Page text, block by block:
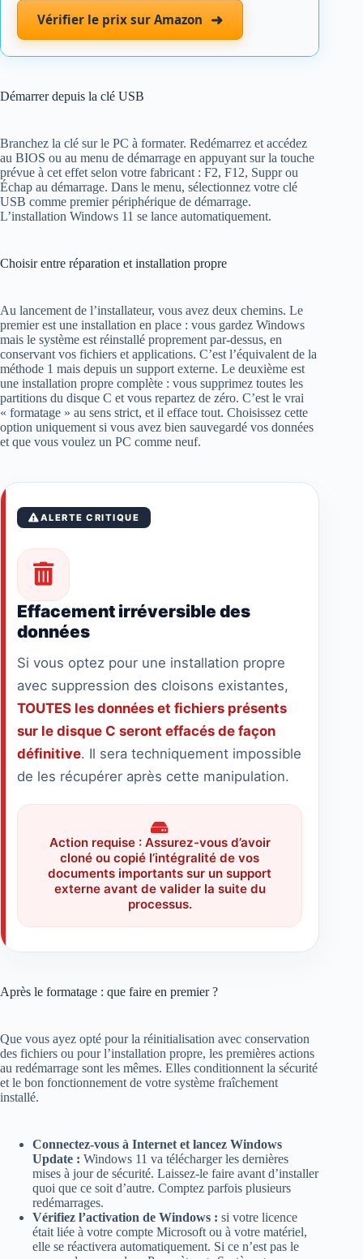
Vérifier le prix sur Amazon ➜
Démarrer depuis la clé USB
Branchez la clé sur le PC à formater. Redémarrez et accédez
au BIOS ou au menu de démarrage en appuyant sur la touche
prévue à cet effet selon votre fabricant : F2, F12, Suppr ou
Échap au démarrage. Dans le menu, sélectionnez votre clé
USB comme premier périphérique de démarrage.
L’installation Windows 11 se lance automatiquement.
Choisir entre réparation et installation propre
Au lancement de l’installateur, vous avez deux chemins. Le
premier est une installation en place : vous gardez Windows
mais le système est réinstallé proprement par-dessus, en
conservant vos fichiers et applications. C’est l’équivalent de la
méthode 1 mais depuis un support externe. Le deuxième est
une installation propre complète : vous supprimez toutes les
partitions du disque C et vous repartez de zéro. C’est le vrai
« formatage » au sens strict, et il efface tout. Choisissez cette
option uniquement si vous avez bien sauvegardé vos données
et que vous voulez un PC comme neuf.
ALERTE CRITIQUE
Effacement irréversible des
données
Si vous optez pour une installation propre
avec suppression des cloisons existantes,
TOUTES les données et fichiers présents
sur le disque C seront effacés de façon
définitive. Il sera techniquement impossible
de les récupérer après cette manipulation.
Action requise : Assurez-vous d’avoir
cloné ou copié l’intégralité de vos
documents importants sur un support
externe avant de valider la suite du
processus.
Après le formatage : que faire en premier ?
Que vous ayez opté pour la réinitialisation avec conservation
des fichiers ou pour l’installation propre, les premières actions
au redémarrage sont les mêmes. Elles conditionnent la sécurité
et le bon fonctionnement de votre système fraîchement
installé.
Connectez-vous à Internet et lancez Windows
Update : Windows 11 va télécharger les dernières
mises à jour de sécurité. Laissez-le faire avant d’installer
quoi que ce soit d’autre. Comptez parfois plusieurs
redémarrages.
Vérifiez l’activation de Windows : si votre licence
était liée à votre compte Microsoft ou à votre matériel,
elle se réactivera automatiquement. Si ce n’est pas le